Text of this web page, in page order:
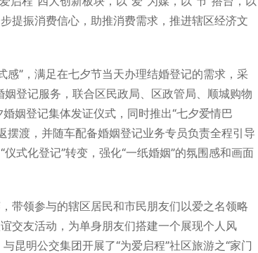
提振消费信心，助推消费需求，推进辖区经济文
”，满足在七夕节当天办理结婚登记的需求，采
登记服务，联合区民政局、区政管局、顺城购物
姻登记集体发证仪式，同时推出“七夕爱情巴
摆渡，并随车配备婚姻登记业务专员负责全程引导
式化登记”转变，强化“一纸婚姻”的氛围感和画面
带领参与的辖区居民和市民朋友们以爱之名领略
交友活动，为单身朋友们搭建一个展现个人风
昆明公交集团开展了“为爱启程”社区旅游之“家门